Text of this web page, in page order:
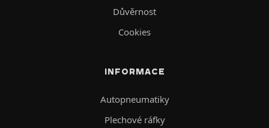
Důvěrnost
Cookies
INFORMACE
Autopneumatiky
Plechové ráfky